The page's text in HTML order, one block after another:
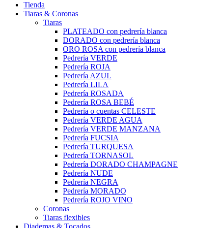
Tienda
Tiaras & Coronas
Tiaras
PLATEADO con pedrería blanca
DORADO con pedrería blanca
ORO ROSA con pedrería blanca
Pedrería VERDE
Pedrería ROJA
Pedrería AZUL
Pedrería LILA
Pedrería ROSADA
Pedrería ROSA BEBÉ
Pedrería o cuentas CELESTE
Pedrería VERDE AGUA
Pedrería VERDE MANZANA
Pedrería FUCSIA
Pedrería TURQUESA
Pedrería TORNASOL
Pedrería DORADO CHAMPAGNE
Pedrería NUDE
Pedrería NEGRA
Pedrería MORADO
Pedrería ROJO VINO
Coronas
Tiaras flexibles
Diademas & Tocados